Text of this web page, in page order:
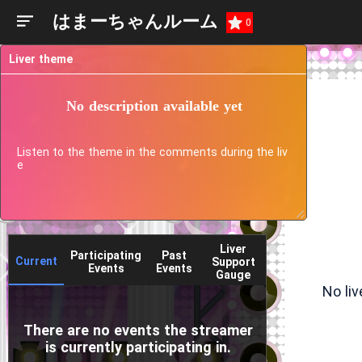
はまーちゃんルーム 0
No
Current
Participating
Events
Past
Events
Liver
Support
Gauge
There are no events the streamer
is currently participating in.
Liver theme
No description available yet
Listen to the theme in the comments during the liv
e